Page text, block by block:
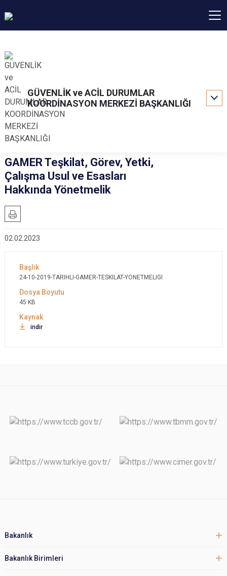
GÜVENLİK ve ACİL DURUMLAR
KOORDİNASYON MERKEZİ BAŞKANLIĞI
GAMER Teşkilat, Görev, Yetki,
Çalışma Usul ve Esasları
Hakkında Yönetmelik
02.02.2023
24-10-2019-TARIHLI-GAMER-TESKILAT-YONETMELIGI
45 KB
indir
Bakanlık
Bakanlık Birimleri